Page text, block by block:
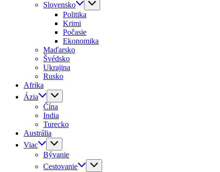
Slovensko
Politika
Krimi
Počasie
Ekonomika
Maďarsko
Švédsko
Ukrajina
Rusko
Afrika
Ázia
Čína
India
Turecko
Austrália
Viac
Bývanie
Cestovanie